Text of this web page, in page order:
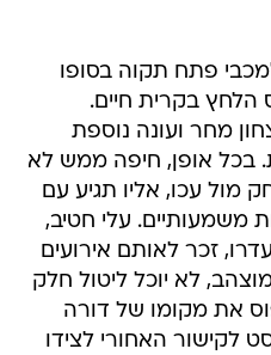
פתח תקוה בסופו
בקרית חיים.
מחר ועונה נוספת
בכל אופן, חיפה ממש לא
עכו, אליו תגיע עם
משמעותיים. עלי חטיב,
זכר לאותם אירועים
לא יוכל ליטול חלק
את מקומו של דורה
לקישור האחורי לצידו